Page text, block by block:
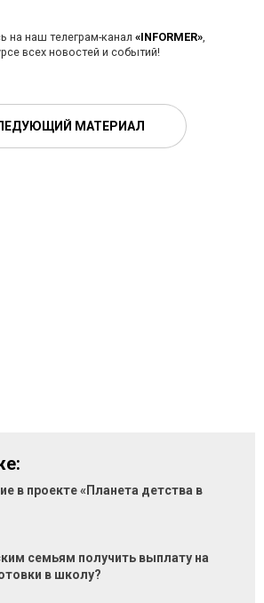
на наш телеграм-канал «INFORMER»,
всех новостей и событий!
МАТЕРИАЛ
в проекте «Планета детства в
семьям получить выплату на
в школу?